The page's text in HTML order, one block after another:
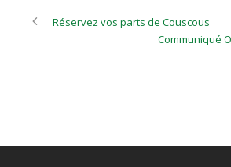
Réservez vos parts de Couscous
Communiqué